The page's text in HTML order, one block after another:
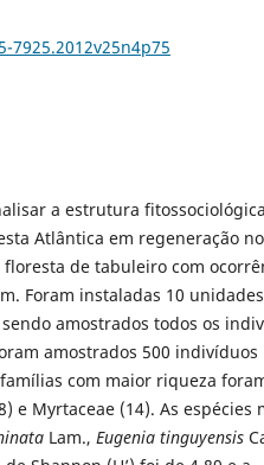
a estrutura
Atlântica em regeneração no
de tabuleiro com
Foram instaladas 10 unidades
amostrados todos os
amostrados 500 indivíduos
com maior riqueza
e Myrtaceae (14). As espécies
Lam., Eugenia tinguyensis